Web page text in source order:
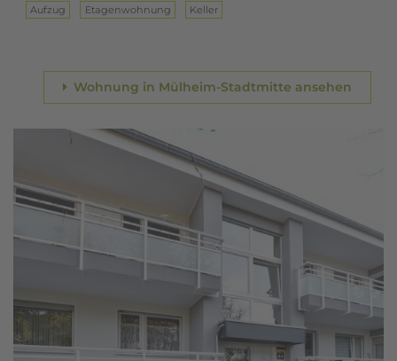
Aufzug Eta­gen­woh­nung Keller
Wohnung in Mülheim-Stadtmitte ansehen